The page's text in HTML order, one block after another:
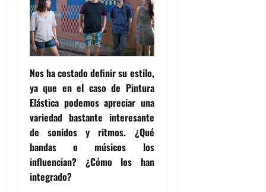
Nos ha costado definir su estilo,
ya que en el caso de Pintura
Elástica podemos apreciar una
variedad bastante interesante
de sonidos y ritmos. ¿Qué
bandas o músicos los
influencian? ¿Cómo los han
integrado?